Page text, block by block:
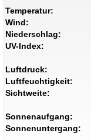
Temperatur:
Wind:
Niederschlag:
UV-Index:
Luftdruck:
Luftfeuchtigkeit:
Sichtweite:
Sonnenaufgang:
Sonnenuntergang: